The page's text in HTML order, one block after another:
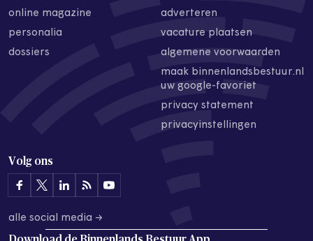
online magazine
personalia
dossiers
adverteren
vacature plaatsen
algemene voorwaarden
maak binnenlandsbestuur.nl
uw google-favoriet
privacy statement
privacyinstellingen
Volg ons
alle social media →